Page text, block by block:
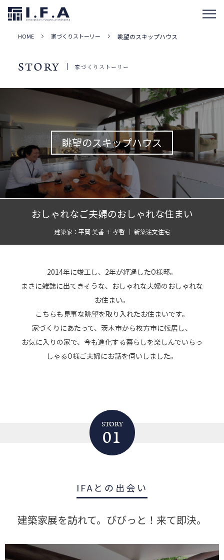
HOME 家づくりストーリー 眺望のスキップハウス
STORY 家づくりストーリー
眺望のスキップハウス
おしゃれなご夫婦のおしゃれな住まい
建築家：平岡 美香 ＋ 孝啓 ｜ 新築注文住宅
2014年に竣工し、2年が経過したO様邸。
まさに雑誌に出てきそうな、おしゃれな夫婦のおしゃれな
お住まい。
こちらも見事な眺望を取り入れたお住まいです。
家づくりにあたって、茨木市から枚方市に転居し、
お気に入りの家で、今も進化する暮らしを楽しんでいらっ
しゃるO様ご夫婦にお話を伺いしました。
STORY
01
IFAとの出会い
建築家展を訪れて。びびっと！来て即決。